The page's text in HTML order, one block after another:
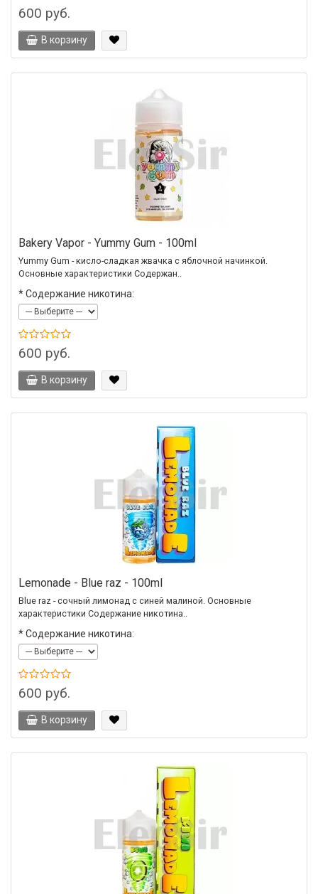
600 руб.
В корзину
Bakery Vapor - Yummy Gum - 100ml
Yummy Gum - кисло-сладкая жвачка с яблочной начинкой.
Основные характеристики Содержан..
*Содержание никотина:
600 руб.
В корзину
Lemonade - Blue raz - 100ml
Blue raz - сочный лимонад с синей малиной. Основные
характеристики Содержание никотина..
*Содержание никотина:
600 руб.
В корзину